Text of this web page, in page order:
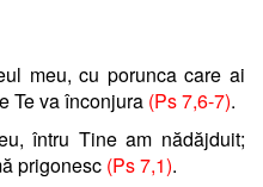
meu, cu porunca care ai
Te va înconjura (Ps 7,6-7).
întru Tine am nădăjduit;
prigonesc (Ps 7,1).